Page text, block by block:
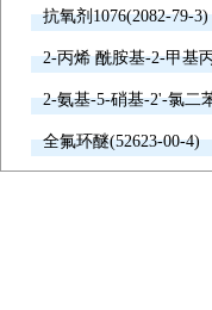
抗氧剂1076(2082-79-3)
2-丙烯 酰胺基-2-甲基
2-氨基-5-硝基-2'-氯二
全氟环醚(52623-00-4)